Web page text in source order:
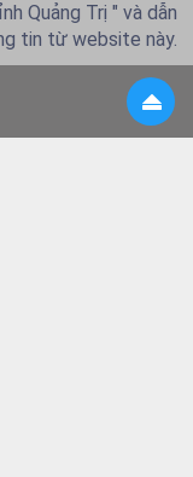
Quảng Trị " và dẫn
tin từ website này.